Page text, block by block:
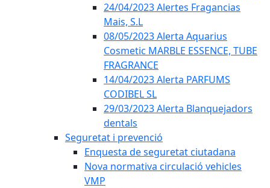
24/04/2023 Alertes Fragancias
Mais, S.L
08/05/2023 Alerta Aquarius
Cosmetic MARBLE ESSENCE, TUBE
FRAGRANCE
14/04/2023 Alerta PARFUMS
CODIBEL SL
29/03/2023 Alerta Blanquejadors
dentals
Seguretat i prevenció
Enquesta de seguretat ciutadana
Nova normativa circulació vehicles
VMP